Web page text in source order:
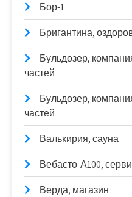
Бор-1
Бригантина,
Бульдозер,
частей
Бульдозер,
частей
Валькирия, сауна
Вебасто-А100,
Верда, магазин